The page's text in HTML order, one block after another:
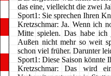
das eine, vielleicht die zwei
Sport1: Sie sprechen Ihren
Kretzschmar: Ja. Wenn ich
Mitte spielen. Das habe
Außen nicht mehr so weit
schon viel früher. Darunter
Sport1: Diese Saison könnte
Kretzschmar: Das wird